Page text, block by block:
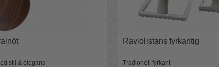
stil & elegans
Raviolistans fyrkantig
Tradionell fyrkant